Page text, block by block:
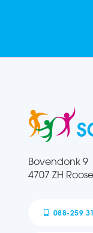
Bovendonk 9
4707 ZH
088-259